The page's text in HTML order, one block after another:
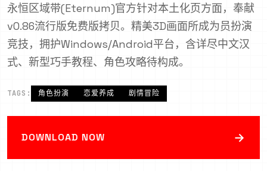
永恒区域带(Eternum)官方针对本土化页方面，奉献
v0.86流行版免费版拷贝。精美3D画面所成为员扮演
竞技，拥护Windows/Android平台，含详尽中文汉
式、新型巧手教程、角色攻略待构成。
TAGS: 角色扮演 恋爱养成 剧情冒险
DOWNLOAD NOW →